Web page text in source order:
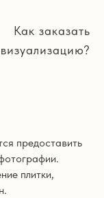
Как заказать
визуализацию?
предоставить
плитки,